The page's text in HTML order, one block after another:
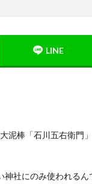
泥棒「石川五右衛門」
神社にのみ使われるん